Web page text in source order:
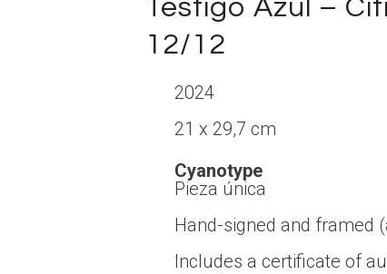
Testigo Azul –
12/12
2024
21 x 29,7 cm
Cyanotype
Pieza única
Hand-signed and framed
Includes a certificate of